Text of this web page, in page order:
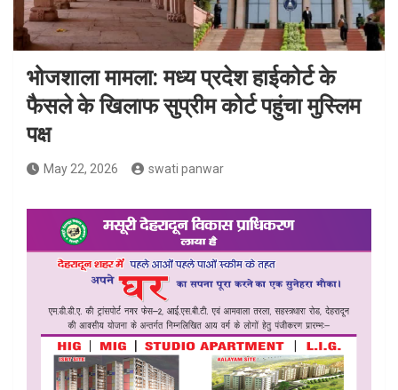
भोजशाला मामला: मध्य प्रदेश हाईकोर्ट के
फैसले के खिलाफ सुप्रीम कोर्ट पहुंचा मुस्लिम
पक्ष
May 22, 2026 swati panwar